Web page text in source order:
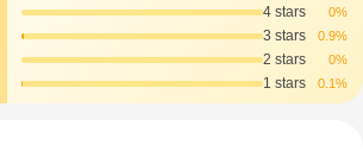
4 stars 0%
3 stars 0.9%
2 stars 0%
1 stars 0.1%